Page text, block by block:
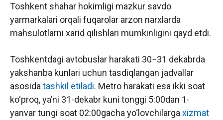
Toshkent shahar hokimligi mazkur savdo
yarmarkalari orqali fuqarolar arzon narxlarda
mahsulotlarni xarid qilishlari mumkinligini qayd etdi.
Toshkentdagi avtobuslar harakati 30−31 dekabrda
yakshanba kunlari uchun tasdiqlangan jadvallar
asosida tashkil etiladi. Metro harakati esa ikki soat
ko‘proq, ya’ni 31-dekabr kuni tonggi 5:00dan 1-
yanvar tungi soat 02:00gacha yo‘lovchilarga xizmat